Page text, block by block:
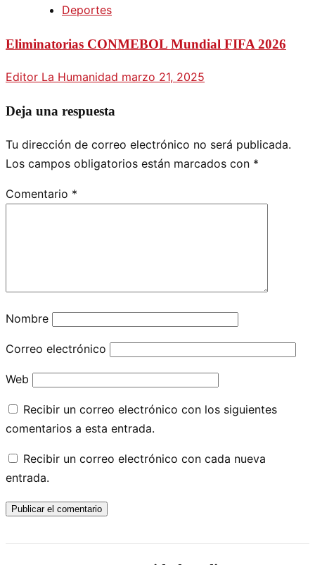
Deportes
Eliminatorias CONMEBOL Mundial FIFA 2026
Editor La Humanidad marzo 21, 2025
Deja una respuesta
Tu dirección de correo electrónico no será publicada.
Los campos obligatorios están marcados con *
Comentario *
Nombre
Correo electrónico
Web
Recibir un correo electrónico con los siguientes
comentarios a esta entrada.
Recibir un correo electrónico con cada nueva
entrada.